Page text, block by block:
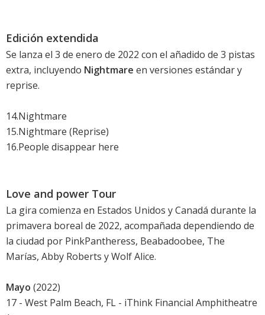
Edición extendida
Se lanza el 3 de enero de 2022 con el añadido de 3 pistas
extra, incluyendo Nightmare en versiones estándar y
reprise.
14.Nightmare
15.Nightmare (Reprise)
16.People disappear here
Love and power Tour
La gira comienza en Estados Unidos y Canadá durante la
primavera boreal de 2022, acompañada dependiendo de
la ciudad por PinkPantheress, Beabadoobee, The
Marías, Abby Roberts y Wolf Alice.
Mayo (2022)
17 - West Palm Beach, FL - iThink Financial Amphitheatre